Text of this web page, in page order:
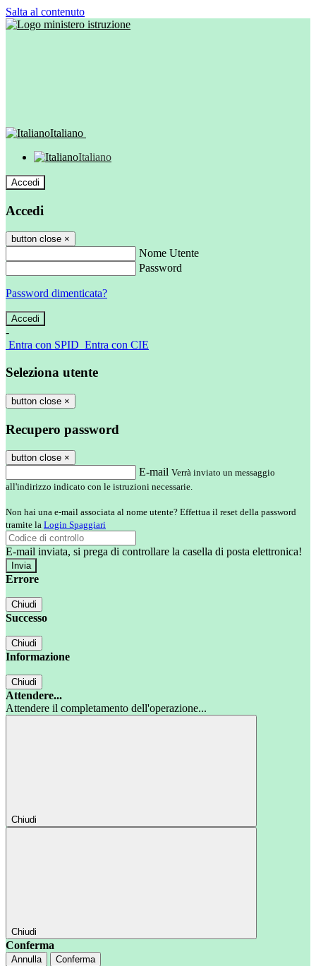
Salta al contenuto
Italiano
Italiano
Accedi
Accedi
button close ×
Nome Utente
Password
Password dimenticata?
-
Entra con SPID Entra con CIE
Seleziona utente
button close ×
Recupero password
button close ×
E-mail Verrà inviato un messaggio
all'indirizzo indicato con le istruzioni necessarie.
Non hai una e-mail associata al nome utente? Effettua il reset della password
tramite la Login Spaggiari
E-mail inviata, si prega di controllare la casella di posta elettronica!
Errore
Chiudi
Successo
Chiudi
Informazione
Chiudi
Attendere...
Attendere il completamento dell'operazione...
Chiudi
Chiudi
Conferma
Annulla Conferma